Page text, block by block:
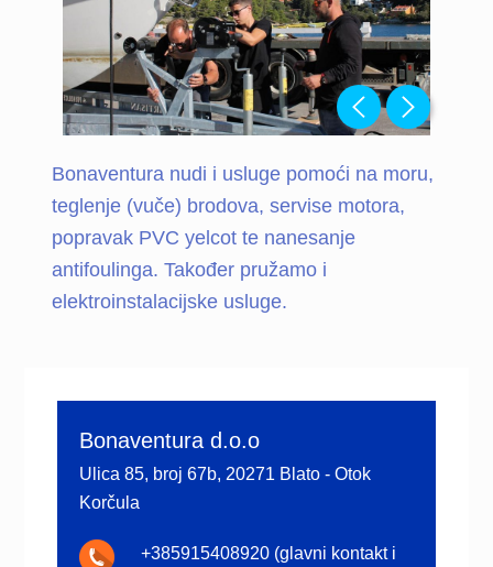
Bonaventura nudi i usluge pomoći na moru,
teglenje (vuče) brodova, servise motora,
popravak PVC yelcot te nanesanje
antifoulinga. Također pružamo i
elektroinstalacijske usluge.
Sidebar
Bonaventura d.o.o
Ulica 85, broj 67b, 20271 Blato - Otok
Korčula
+385915408920 (glavni kontakt i